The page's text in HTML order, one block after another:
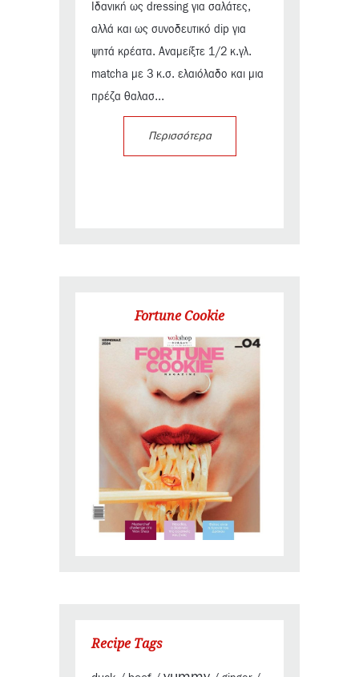
Ιδανική ως dressing για σαλάτες,
αλλά και ως συνοδευτικό dip για
ψητά κρέατα. Αναμείξτε 1/2 κ.γλ.
matcha με 3 κ.σ. ελαιόλαδο και μια
πρέζα θαλασ...
Περισσότερα
Fortune Cookie
Recipe Tags